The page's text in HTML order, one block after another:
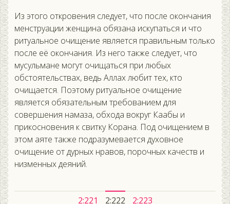
Из этого откровения следует, что после окончания
менструации женщина обязана искупаться и что
ритуальное очищение является правильным только
после её окончания. Из него также следует, что
мусульмане могут очищаться при любых
обстоятельствах, ведь Аллах любит тех, кто
очищается. Поэтому ритуальное очищение
является обязательным требованием для
совершения намаза, обхода вокруг Каабы и
прикосновения к свитку Корана. Под очищением в
этом аяте также подразумевается духовное
очищение от дурных нравов, порочных качеств и
низменных деяний.
2:221 2:222 2:223